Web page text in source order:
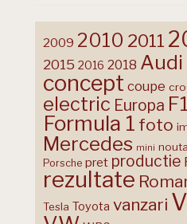
2009 2010 2011
2015 2016 2018 Audi
concept coupe
electric Europa F1
Formula 1 foto
Mercedes mini
Porsche pret productie
rezultate
Tesla Toyota vanzari